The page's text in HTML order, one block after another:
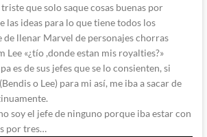
que solo saque cosas buenas por
las ideas para lo que tiene todos los
de llenar Marvel de personajes chorras
Lee «¿tío ,donde estan mis royalties?»
es de sus jefes que se lo consienten, si
o Lee) para mi así, me iba a sacar de
soy el jefe de ninguno porque iba estar con
por tres…